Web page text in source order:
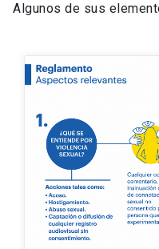
Algunos de sus